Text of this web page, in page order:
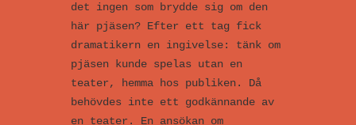
det ingen som brydde sig om den
här pjäsen? Efter ett tag fick
dramatikern en ingivelse: tänk om
pjäsen kunde spelas utan en
teater, hemma hos publiken. Då
behövdes inte ett godkännande av
en teater. En ansökan om